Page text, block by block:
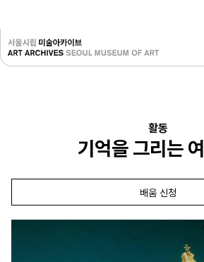
활동
기억을 그리는
배움 신청